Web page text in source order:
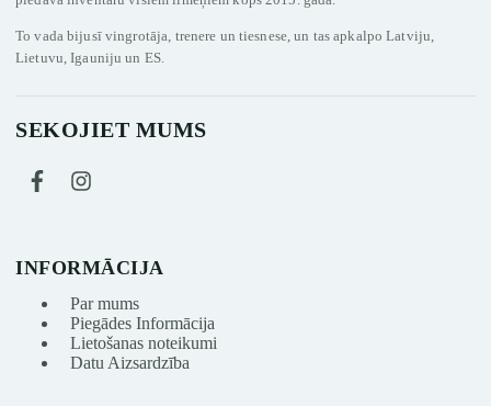
To vada bijusī vingrotāja, trenere un tiesnese, un tas apkalpo Latviju,
Lietuvu, Igauniju un ES.
SEKOJIET MUMS
INFORMĀCIJA
Par mums
Piegādes Informācija
Lietošanas noteikumi
Datu Aizsardzība